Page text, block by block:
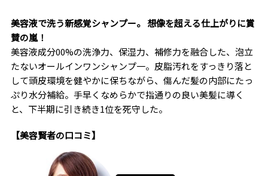
美容液で洗う新感覚シャンプー。 想像を超える仕上がりに賞
賛の嵐！
美容液成分00%の洗浄力、保湿力、補修力を融合した、泡立
たないオールインワンシャンプ一。皮脂汚れをすっきり落と
して頭皮環境を健やかに保ちながら、傷んだ髪の内部にたっ
ぷり水分補給。手早くなめらかで指通りの良い美髪に導く
と、下半期に引き続き1位を死守した。
【美容賢者の口コミ】